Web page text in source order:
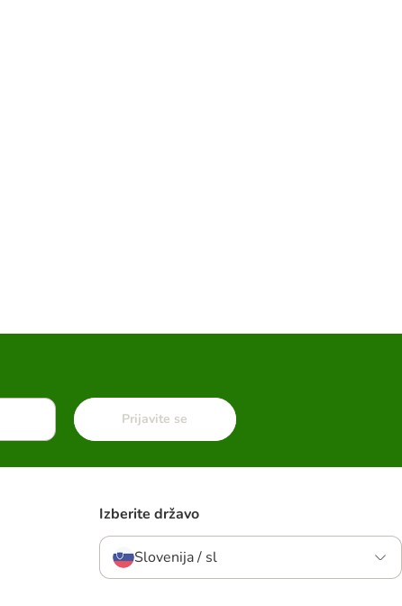
Prijavite se
Izberite državo
Slovenija / sl